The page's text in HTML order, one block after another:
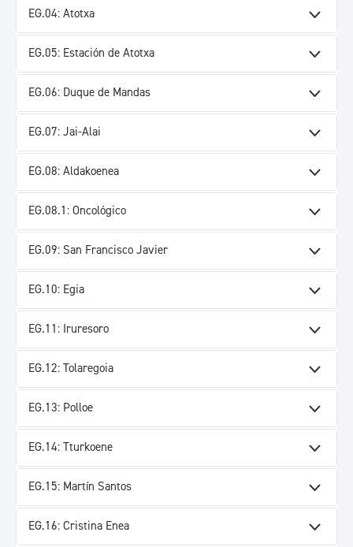
EG.04: Atotxa
EG.05: Estación de Atotxa
EG.06: Duque de Mandas
EG.07: Jai-Alai
EG.08: Aldakoenea
EG.08.1: Oncológico
EG.09: San Francisco Javier
EG.10: Egia
EG.11: Iruresoro
EG.12: Tolaregoia
EG.13: Polloe
EG.14: Tturkoene
EG.15: Martín Santos
EG.16: Cristina Enea